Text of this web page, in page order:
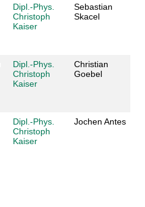
Dipl.-Phys.
Christoph
Kaiser
Sebastian
Skacel
Dipl.-Phys.
Christoph
Kaiser
Christian
Goebel
Dipl.-Phys.
Christoph
Kaiser
Jochen Antes